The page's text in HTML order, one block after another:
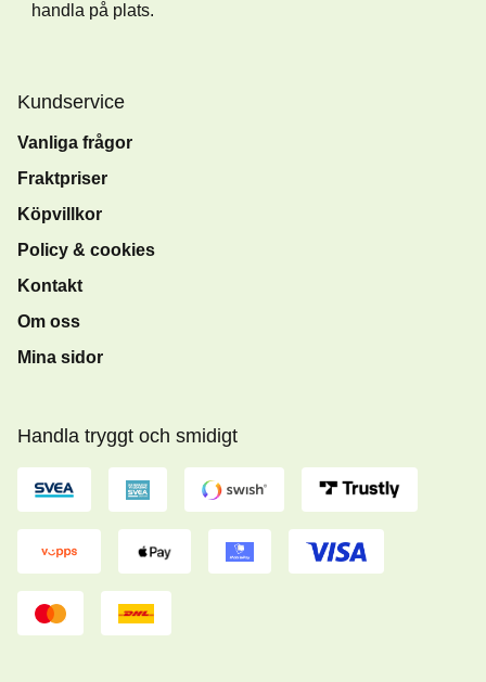
handla på plats.
Kundservice
Vanliga frågor
Fraktpriser
Köpvillkor
Policy & cookies
Kontakt
Om oss
Mina sidor
Handla tryggt och smidigt